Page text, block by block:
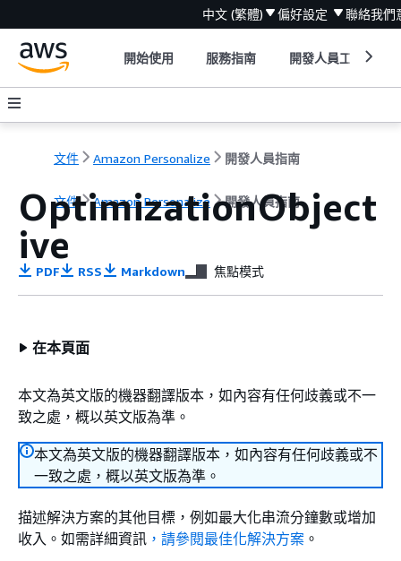
中文 (繁體) 偏好設定 聯絡我們
開始使用 服務指南 開發人員工具
文件 Amazon Personalize 開發人員指南
文件 Amazon Personalize 開發人員指南
OptimizationObject
ive
PDF RSS Markdown 焦點模式
在本頁面
本文為英文版的機器翻譯版本，如內容有任何歧義或不一
致之處，概以英文版為準。
本文為英文版的機器翻譯版本，如內容有任何歧義或不
一致之處，概以英文版為準。
描述解決方案的其他目標，例如最大化串流分鐘數或增加
收入。如需詳細資訊 ，請參閱最佳化解決方案 。